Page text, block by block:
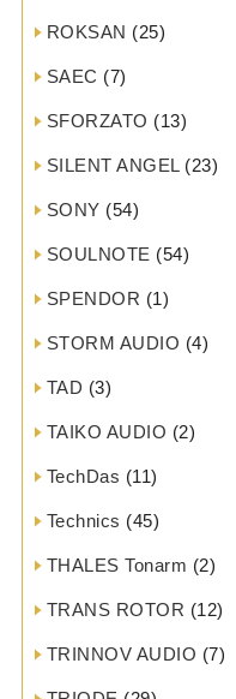
ROKSAN (25)
SAEC (7)
SFORZATO (13)
SILENT ANGEL(23)
SONY (54)
SOULNOTE (54)
SPENDOR (1)
STORM AUDIO (4)
TAD (3)
TAIKO AUDIO (2)
TechDas (11)
Technics (45)
THALES Tonarm (2)
TRANS ROTOR (12)
TRINNOV AUDIO (7)